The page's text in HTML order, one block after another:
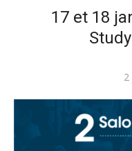
17 et 18
2